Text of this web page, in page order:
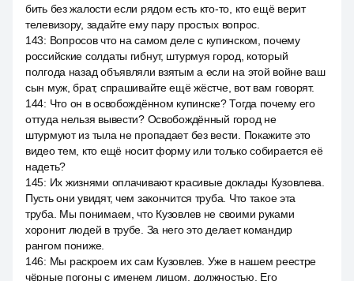
бить без жалости если рядом есть кто-то, кто ещё верит
телевизору, задайте ему пару простых вопрос.
143: Вопросов что на самом деле с купинском, почему
российские солдаты гибнут, штурмуя город, который
полгода назад объявляли взятым а если на этой войне ваш
сын муж, брат, спрашивайте ещё жёстче, вот вам говорят.
144: Что он в освобождённом купинске? Тогда почему его
оттуда нельзя вывести? Освобождённый город не
штурмуют из тыла не пропадает без вести. Покажите это
видео тем, кто ещё носит форму или только собирается её
надеть?
145: Их жизнями оплачивают красивые доклады Кузовлева.
Пусть они увидят, чем закончится труба. Что такое эта
труба. Мы понимаем, что Кузовлев не своими руками
хоронит людей в трубе. За него это делает командир
рангом пониже.
146: Мы раскроем их сам Кузовлев. Уже в нашем реестре
чёрные погоны с именем лицом, должностью. Его